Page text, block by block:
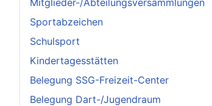
Sportabzeichen
Schulsport
Kindertagesstätten
Belegung SSG-Freizeit-Center
Belegung Dart-/Jugendraum